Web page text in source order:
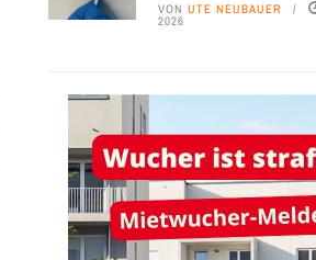
VON UTE NEUBAUER
2026